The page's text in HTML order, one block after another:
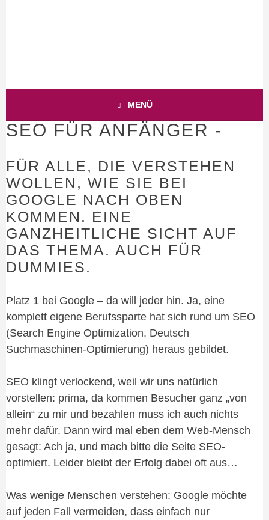
MENÜ
SEO FÜR ANFÄNGER -
FÜR ALLE, DIE VERSTEHEN
WOLLEN, WIE SIE BEI
GOOGLE NACH OBEN
KOMMEN. EINE
GANZHEITLICHE SICHT AUF
DAS THEMA. AUCH FÜR
DUMMIES.
Platz 1 bei Google – da will jeder hin. Ja, eine
komplett eigene Berufssparte hat sich rund um SEO
(Search Engine Optimization, Deutsch
Suchmaschinen-Optimierung) heraus gebildet.
SEO klingt verlockend, weil wir uns natürlich
vorstellen: prima, da kommen Besucher ganz „von
allein“ zu mir und bezahlen muss ich auch nichts
mehr dafür. Dann wird mal eben dem Web-Mensch
gesagt: Ach ja, und mach bitte die Seite SEO-
optimiert. Leider bleibt der Erfolg dabei oft aus…
Was wenige Menschen verstehen: Google möchte
auf jeden Fall vermeiden, dass einfach nur